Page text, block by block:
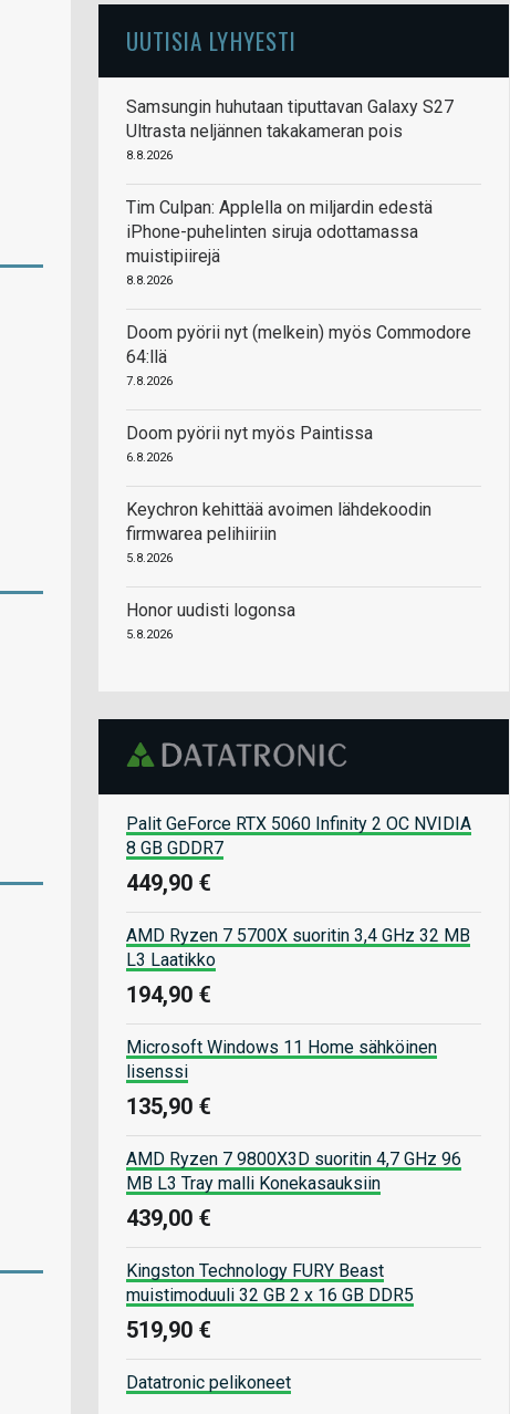
UUTISIA LYHYESTI
Samsungin huhutaan tiputtavan Galaxy S27
Ultrasta neljännen takakameran pois
8.8.2026
Tim Culpan: Applella on miljardin edestä
iPhone-puhelinten siruja odottamassa
muistipiirejä
8.8.2026
Doom pyörii nyt (melkein) myös Commodore
64:llä
7.8.2026
Doom pyörii nyt myös Paintissa
6.8.2026
Keychron kehittää avoimen lähdekoodin
firmwarea pelihiiriin
5.8.2026
Honor uudisti logonsa
5.8.2026
Palit GeForce RTX 5060 Infinity 2 OC NVIDIA
8 GB GDDR7
449,90 €
AMD Ryzen 7 5700X suoritin 3,4 GHz 32 MB
L3 Laatikko
194,90 €
Microsoft Windows 11 Home sähköinen
lisenssi
135,90 €
AMD Ryzen 7 9800X3D suoritin 4,7 GHz 96
MB L3 Tray malli Konekasauksiin
439,00 €
Kingston Technology FURY Beast
muistimoduuli 32 GB 2 x 16 GB DDR5
519,90 €
Datatronic pelikoneet